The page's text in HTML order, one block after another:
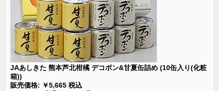
JAあしきた 熊本芦北柑橘 デコポン&甘夏缶詰め (10缶入り(化粧
箱))
販売価格: ￥5,665 税込